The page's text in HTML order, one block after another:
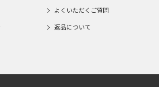
よくいただくご質問
返品について